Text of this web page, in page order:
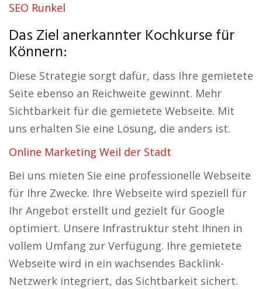
SEO Runkel
Das Ziel anerkannter Kochkurse für
Könnern:
Diese Strategie sorgt dafür, dass Ihre gemietete
Seite ebenso an Reichweite gewinnt. Mehr
Sichtbarkeit für die gemietete Webseite. Mit
uns erhalten Sie eine Lösung, die anders ist.
Online Marketing Weil der Stadt
Bei uns mieten Sie eine professionelle Webseite
für Ihre Zwecke. Ihre Webseite wird speziell für
Ihr Angebot erstellt und gezielt für Google
optimiert. Unsere Infrastruktur steht Ihnen in
vollem Umfang zur Verfügung. Ihre gemietete
Webseite wird in ein wachsendes Backlink-
Netzwerk integriert, das Sichtbarkeit sichert.